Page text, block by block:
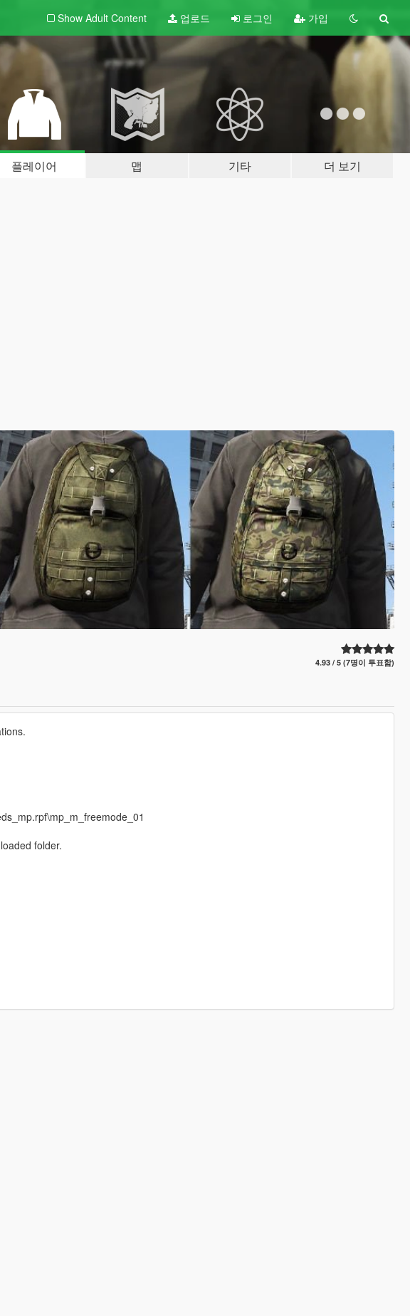
Show Adult Content 업로드 로그인 가입
플레이어 맵 기타 더 보기
4.93 / 5 (7명이 투표함)
folder.